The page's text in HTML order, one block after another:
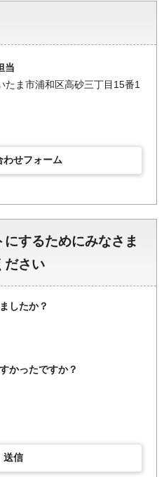
当
ま市浦和区高砂三丁目15番1
わせフォーム
するためにみなさま
ださい
したか？
かったですか？
送信